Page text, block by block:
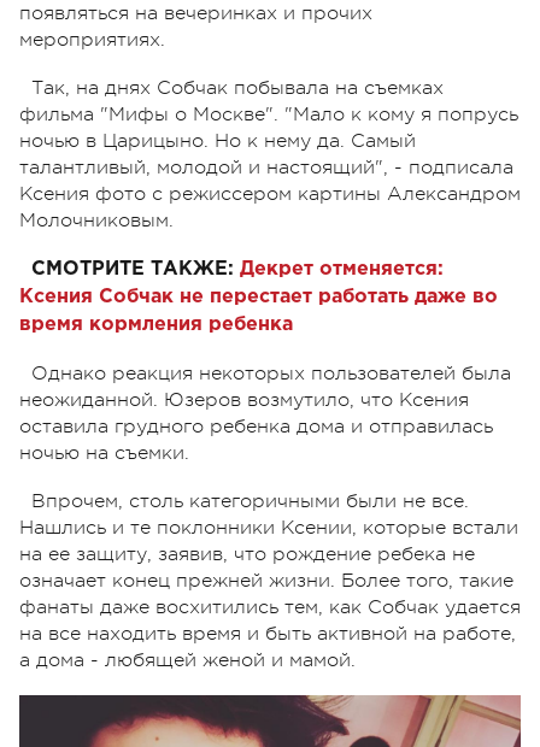
появляться на вечеринках и прочих
мероприятиях.
Так, на днях Собчак побывала на съемках
фильма "Мифы о Москве". "Мало к кому я попрусь
ночью в Царицыно. Но к нему да. Самый
талантливый, молодой и настоящий", - подписала
Ксения фото с режиссером картины Александром
Молочниковым.
СМОТРИТЕ ТАКЖЕ: Декрет отменяется:
Ксения Собчак не перестает работать даже во
время кормления ребенка
Однако реакция некоторых пользователей была
неожиданной. Юзеров возмутило, что Ксения
оставила грудного ребенка дома и отправилась
ночью на съемки.
Впрочем, столь категоричными были не все.
Нашлись и те поклонники Ксении, которые встали
на ее защиту, заявив, что рождение ребека не
означает конец прежней жизни. Более того, такие
фанаты даже восхитились тем, как Собчак удается
на все находить время и быть активной на работе,
а дома - любящей женой и мамой.